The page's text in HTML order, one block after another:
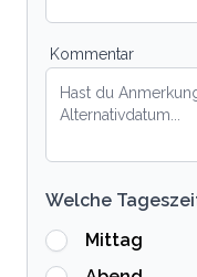
Kommentar
Welche
Mittag